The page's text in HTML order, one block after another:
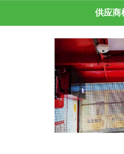
供应商